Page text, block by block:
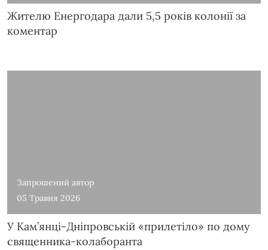
Жителю Енергодара дали 5,5 років колонії за
коментар
Запрошений автор
05 Травня 2026
У Кам’янці-Дніпровській «прилетіло» по дому
священника-колаборанта